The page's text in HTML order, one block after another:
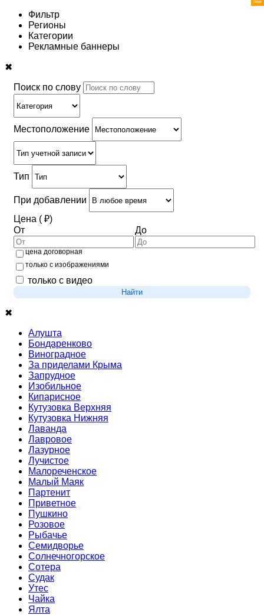
Фильтр
Регионы
Категории
Рекламные баннеры
✖
Поиск по слову
Местоположение
Тип
При добавлении
Цена ( ₽)
От
До
цена договорная
только с изображениями
только с видео
Найти
✖
Алушта
Бондаренково
Виноградное
За приделами Крыма
Запрудное
Изобильное
Кипарисное
Кутузовка Верхняя
Кутузовка Нижняя
Лаванда
Лавровое
Лазурное
Лучистое
Малореченское
Малый Маяк
Партенит
Приветное
Пушкино
Розовое
Рыбачье
Семидворье
Солнечногорское
Сотера
Судак
Утес
Чайка
Ялта